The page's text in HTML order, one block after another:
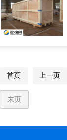
首页 上一页
末页